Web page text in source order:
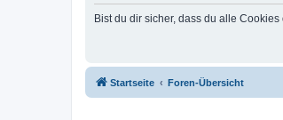
Bist du dir sicher, dass du alle
Startseite Foren-Übersicht